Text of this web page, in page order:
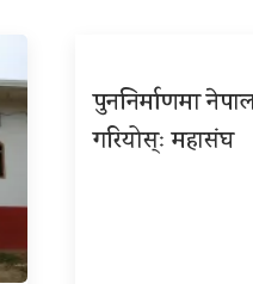
पुननिर्माणमा
गरियोस्ः महासंघ